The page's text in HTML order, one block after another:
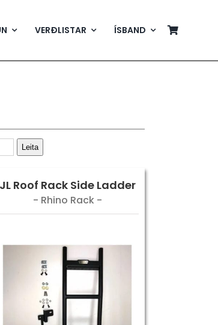
VERÐLISTAR ÍSBAND
Leita
JL Roof Rack Side Ladder
- Rhino Rack -